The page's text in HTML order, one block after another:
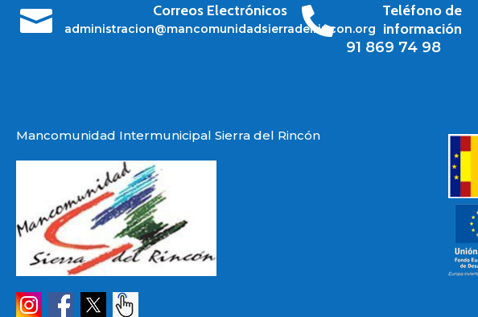
 Correos Electrónicos
administracion@mancomunidadsierradelrincon.org

Teléfono de
información
91 869 74 98
Mancomunidad Intermunicipal Sierra del Rincón